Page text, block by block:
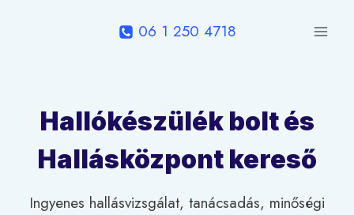
06 1 250 4718
Hallókészülék bolt és
Hallásközpont kereső
Ingyenes hallásvizsgálat, tanácsadás, minőségi